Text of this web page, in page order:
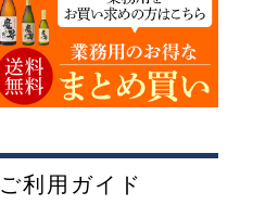
ご利用ガイド